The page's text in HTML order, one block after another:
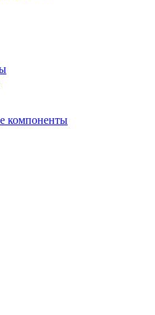
компоненты